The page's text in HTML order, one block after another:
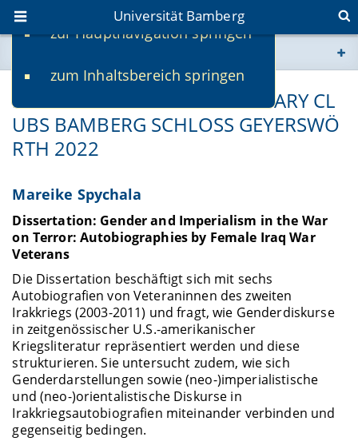
zur Hauptnavigation springen
zum Inhaltsbereich springen
Universität Bamberg
www.uni-bamberg.de
univis.uni-bamberg.de
PROMOTIONSPREIS DES ROTARY CL
UBS BAMBERG SCHLOSS GEYERSWÖ
RTH 2022
Mareike Spychala
Dissertation: Gender and Imperialism in the War
on Terror: Autobiographies by Female Iraq War
Veterans
Die Dissertation beschäftigt sich mit sechs
Autobiografien von Veteraninnen des zweiten
Irakkriegs (2003-2011) und fragt, wie Genderdiskurse
in zeitgenössischer U.S.-amerikanischer
Kriegsliteratur repräsentiert werden und diese
strukturieren. Sie untersucht zudem, wie sich
Genderdarstellungen sowie (neo-)imperialistische
und (neo-)orientalistische Diskurse in
Irakkriegsautobiografien miteinander verbinden und
gegenseitig bedingen.